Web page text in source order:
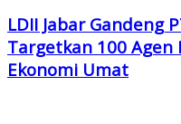
LDII Jabar Gandeng
Targetkan 100 Agen
Ekonomi Umat